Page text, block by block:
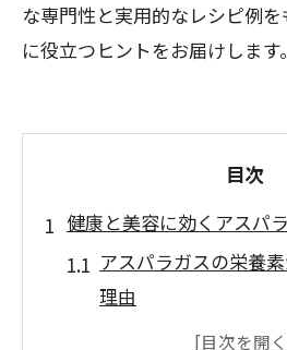
な専門性と実用的なレシピ例
に役立つヒントをお届けします。
目次
健康と美容に効くアスパ
アスパラガスの栄養
理由
アスパラガスの効果